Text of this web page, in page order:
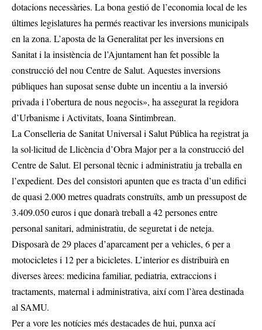
dotacions necessàries. La bona gestió de l’economia local de les
últimes legislatures ha permés reactivar les inversions municipals
en la zona. L’aposta de la Generalitat per les inversions en
Sanitat i la insistència de l’Ajuntament han fet possible la
construcció del nou Centre de Salut. Aquestes inversions
públiques han suposat sense dubte un incentiu a la inversió
privada i l’obertura de nous negocis», ha assegurat la regidora
d’Urbanisme i Activitats, Ioana Sintimbrean.
La Conselleria de Sanitat Universal i Salut Pública ha registrat ja
la sol·licitud de Llicència d’Obra Major per a la construcció del
Centre de Salut. El personal tècnic i administratiu ja treballa en
l’expedient. Des del consistori apunten que es tracta d’un edifici
de quasi 2.000 metres quadrats construïts, amb un pressupost de
3.409.050 euros i que donarà treball a 42 persones entre
personal sanitari, administratiu, de seguretat i de neteja.
Disposarà de 29 places d’aparcament per a vehicles, 6 per a
motocicletes i 12 per a bicicletes. L’interior es distribuirà en
diverses àrees: medicina familiar, pediatria, extraccions i
tractaments, maternal i administrativa, així com l’àrea destinada
al SAMU.
Per a vore les notícies més destacades de hui, punxa ací